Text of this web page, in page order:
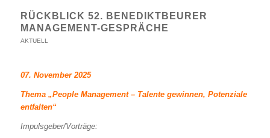
RÜCKBLICK 52. BENEDIKTBEURER
MANAGEMENT-GESPRÄCHE
AKTUELL
07. November 2025
Thema „People Management – Talente gewinnen, Potenziale
entfalten“
Impulsgeber/Vorträge: